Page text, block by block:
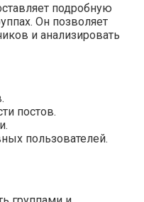
подробную
Он позволяет
и анализировать
постов.
пользователей.